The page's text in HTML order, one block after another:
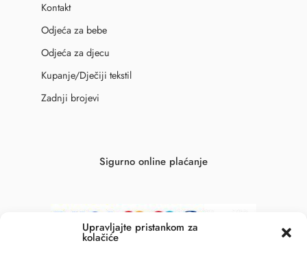
Upravljajte pristankom za
kolačiće
Kontakt
Odjeća za bebe
Odjeća za djecu
Kupanje/Dječiji tekstil
Zadnji brojevi
Sigurno online plaćanje